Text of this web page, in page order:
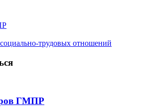
трудовых отношений
ГМПР